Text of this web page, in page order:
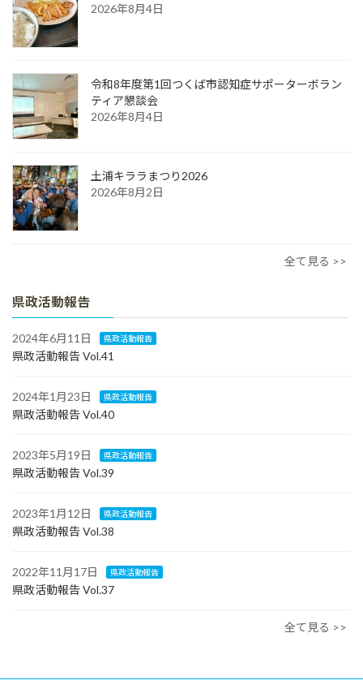
2026年8月4日
令和8年度第1回つくば市認知症サポーターボラン
ティア懇談会
2026年8月4日
土浦キララまつり2026
2026年8月2日
全て見る >>
県政活動報告
2024年6月11日 県政活動報告
県政活動報告 Vol.41
2024年1月23日 県政活動報告
県政活動報告 Vol.40
2023年5月19日 県政活動報告
県政活動報告 Vol.39
2023年1月12日 県政活動報告
県政活動報告 Vol.38
2022年11月17日 県政活動報告
県政活動報告 Vol.37
全て見る >>